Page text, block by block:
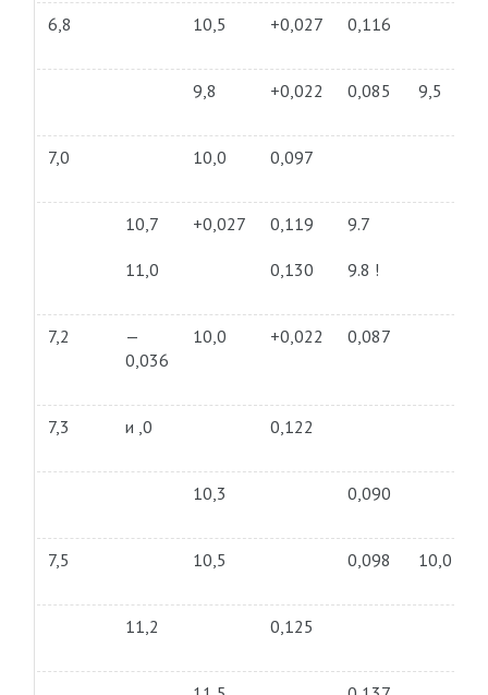
6,8 10,5 +0,027 0,116
9,8 +0,022 0,085 9,5
7,0 10,0 0,097
10,7
11,0
+0,027 0,119
0,130
9.7
9.8 !
7,2
—
0,036
10,0 +0,022 0,087
7,3 и ,0 0,122
10,3 0,090
7,5 10,5 0,098 10,0
11,2 0,125